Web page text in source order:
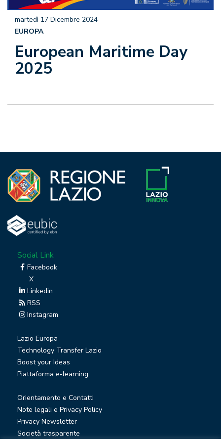
European Maritime Day
2025
martedì 17 Dicembre 2024
EUROPA
Social Link
Facebook
X
Linkedin
RSS
Instagram
Lazio Europa
Technology Transfer Lazio
Boost your Ideas
Piattaforma e-learning
Orientamento e Contatti
Note legali e Privacy Policy
Privacy Newsletter
Società trasparente